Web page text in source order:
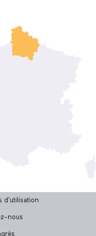
d'utilisation
nous